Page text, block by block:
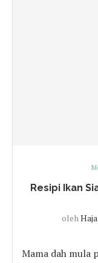
Resipi Ikan
oleh
Mama dah mula